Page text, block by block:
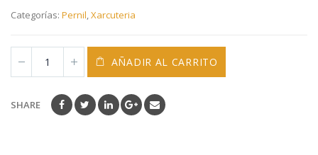
Categorías: Pernil,Xarcuteria
AÑADIR AL CARRITO
SHARE